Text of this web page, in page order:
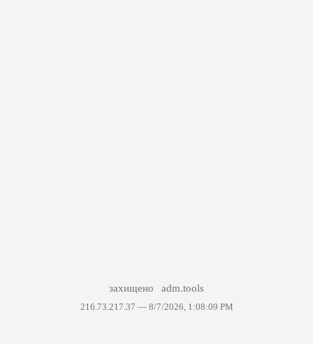
захищено adm.tools
216.73.217.37 — 8/7/2026, 1:08:09 PM